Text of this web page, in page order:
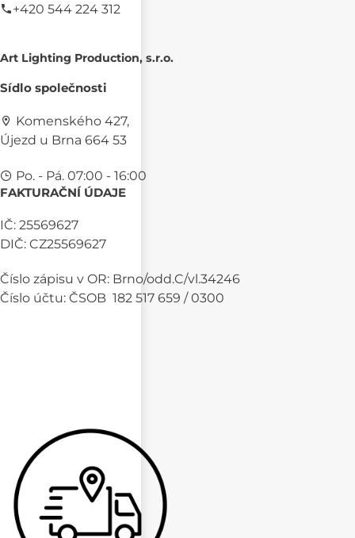
+420 544 224 312
Art Lighting Production, s.r.o.
Sídlo společnosti
Komenského 427,
Újezd u Brna 664 53
Po. - Pá. 07:00 - 16:00
FAKTURAČNÍ ÚDAJE
IČ: 25569627
DIČ: CZ25569627
Číslo zápisu v OR: Brno/odd.C/vl.34246
Číslo účtu: ČSOB 182 517 659 / 0300